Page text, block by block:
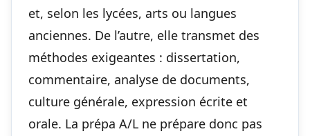
et, selon les lycées, arts ou langues
anciennes. De l’autre, elle transmet des
méthodes exigeantes : dissertation,
commentaire, analyse de documents,
culture générale, expression écrite et
orale. La prépa A/L ne prépare donc pas